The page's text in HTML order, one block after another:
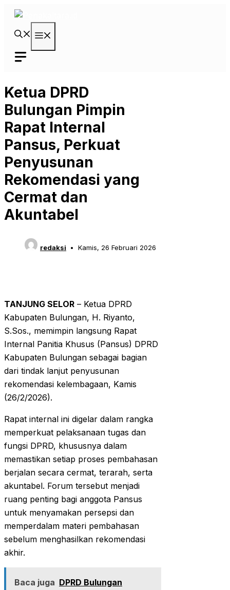
Langsung
Ketua DPRD
Bulungan Pimpin
Rapat Internal
Pansus, Perkuat
Penyusunan
Rekomendasi yang
Cermat dan
Akuntabel
redaksi Kamis, 26 Februari 2026
TANJUNG SELOR – Ketua DPRD
Kabupaten Bulungan, H. Riyanto,
S.Sos., memimpin langsung Rapat
Internal Panitia Khusus (Pansus) DPRD
Kabupaten Bulungan sebagai bagian
dari tindak lanjut penyusunan
rekomendasi kelembagaan, Kamis
(26/2/2026).
Rapat internal ini digelar dalam rangka
memperkuat pelaksanaan tugas dan
fungsi DPRD, khususnya dalam
memastikan setiap proses pembahasan
berjalan secara cermat, terarah, serta
akuntabel. Forum tersebut menjadi
ruang penting bagi anggota Pansus
untuk menyamakan persepsi dan
memperdalam materi pembahasan
sebelum menghasilkan rekomendasi
akhir.
Baca juga DPRD Bulungan